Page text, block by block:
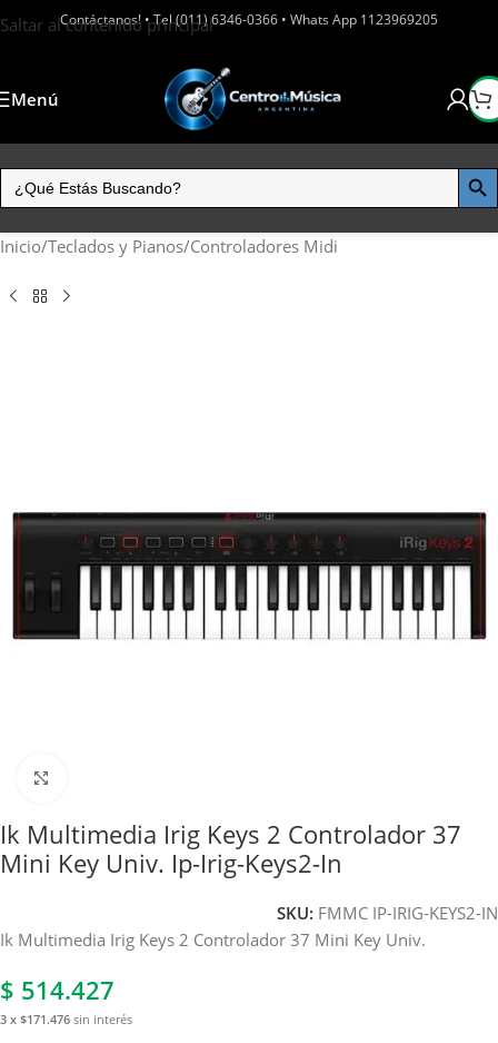
Saltar al contenido principal
Contáctanos! • Tel (011) 6346-0366 • Whats App 1123969205
Menú
Inicio/Teclados y Pianos/Controladores Midi
Ik Multimedia Irig Keys 2 Controlador 37
Mini Key Univ. Ip-Irig-Keys2-In
SKU: FMMC IP-IRIG-KEYS2-IN
Ik Multimedia Irig Keys 2 Controlador 37 Mini Key Univ.
$ 514.427
3 x $171.476 sin interés